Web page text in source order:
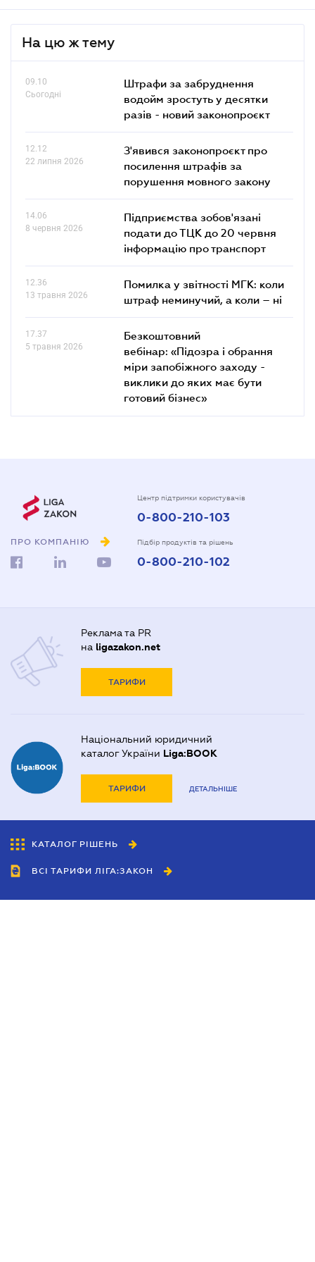
На цю ж тему
09.10
Сьогодні
Штрафи за забруднення
водойм зростуть у десятки
разів - новий законопроєкт
12.12
22 липня 2026
З'явився законопроєкт про
посилення штрафів за
порушення мовного закону
14.06
8 червня 2026
Підприємства зобов'язані
подати до ТЦК до 20 червня
інформацію про транспорт
12.36
13 травня 2026
Помилка у звітності МГК: коли
штраф неминучий, а коли – ні
17.37
5 травня 2026
Безкоштовний
вебінар: «Підозра і обрання
міри запобіжного заходу -
виклики до яких має бути
готовий бізнес»
ПРО КОМПАНІЮ
Центр підтримки користувачів
0-800-210-103
Підбір продуктів та рішень
0-800-210-102
Реклама та PR
на ligazakon.net
ТАРИФИ
Національний юридичний
каталог України Liga:BOOK
ТАРИФИ ДЕТАЛЬНІШЕ
КАТАЛОГ РІШЕНЬ
ВСІ ТАРИФИ ЛІГА:ЗАКОН